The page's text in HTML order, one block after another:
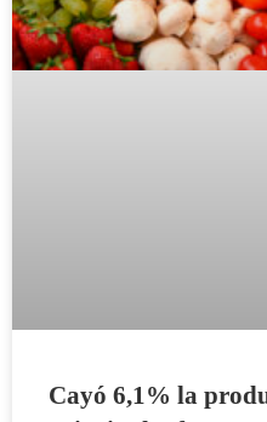
Cayó 6,1% la